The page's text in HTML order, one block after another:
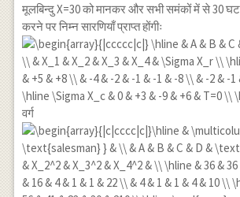
मूलबिन्दु X=30 को मानकर और सभी समंकों में से 30
करने पर निम्न सारणियाँ प्राप्त होंगीः
वर्ग